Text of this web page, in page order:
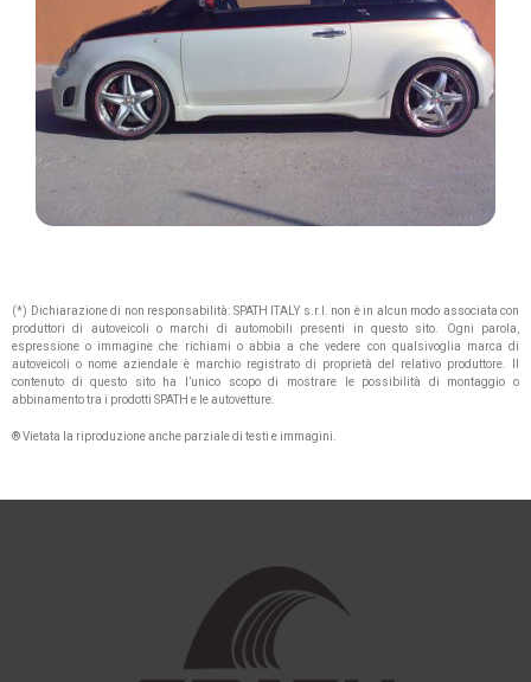
(*) Dichiarazione di non responsabilità: SPATH ITALY s.r.l. non è in alcun modo associata con
produttori di autoveicoli o marchi di automobili presenti in questo sito. Ogni parola,
espressione o immagine che richiami o abbia a che vedere con qualsivoglia marca di
autoveicoli o nome aziendale è marchio registrato di proprietà del relativo produttore. Il
contenuto di questo sito ha l’unico scopo di mostrare le possibilità di montaggio o
abbinamento tra i prodotti SPATH e le autovetture.
® Vietata la riproduzione anche parziale di testi e immagini.